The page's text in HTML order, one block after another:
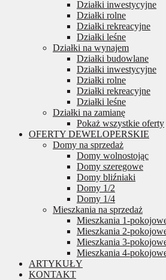
Działki inwestycyjne
Działki rolne
Działki rekreacyjne
Działki leśne
Działki na wynajem
Działki budowlane
Działki inwestycyjne
Działki rolne
Działki rekreacyjne
Działki leśne
Działki na zamianę
Pokaż wszystkie oferty
OFERTY DEWELOPERSKIE
Domy na sprzedaż
Domy wolnostojąc
Domy szeregowe
Domy bliźniaki
Domy 1/2
Domy 1/4
Mieszkania na sprzedaż
Mieszkania 1-
Mieszkania 2-
Mieszkania 3-
Mieszkania 4-
ARTYKUŁY
KONTAKT